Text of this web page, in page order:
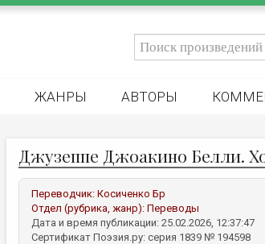
ЖАНРЫ АВТОРЫ
Джузеппе Джоакино Белли.
Переводчик: Косиченко Бр
Отдел (рубрика, жанр): Переводы
Дата и время публикации: 25.02.2026, 12:37:47
Сертификат Поэзия.ру: серия 1839 № 194598